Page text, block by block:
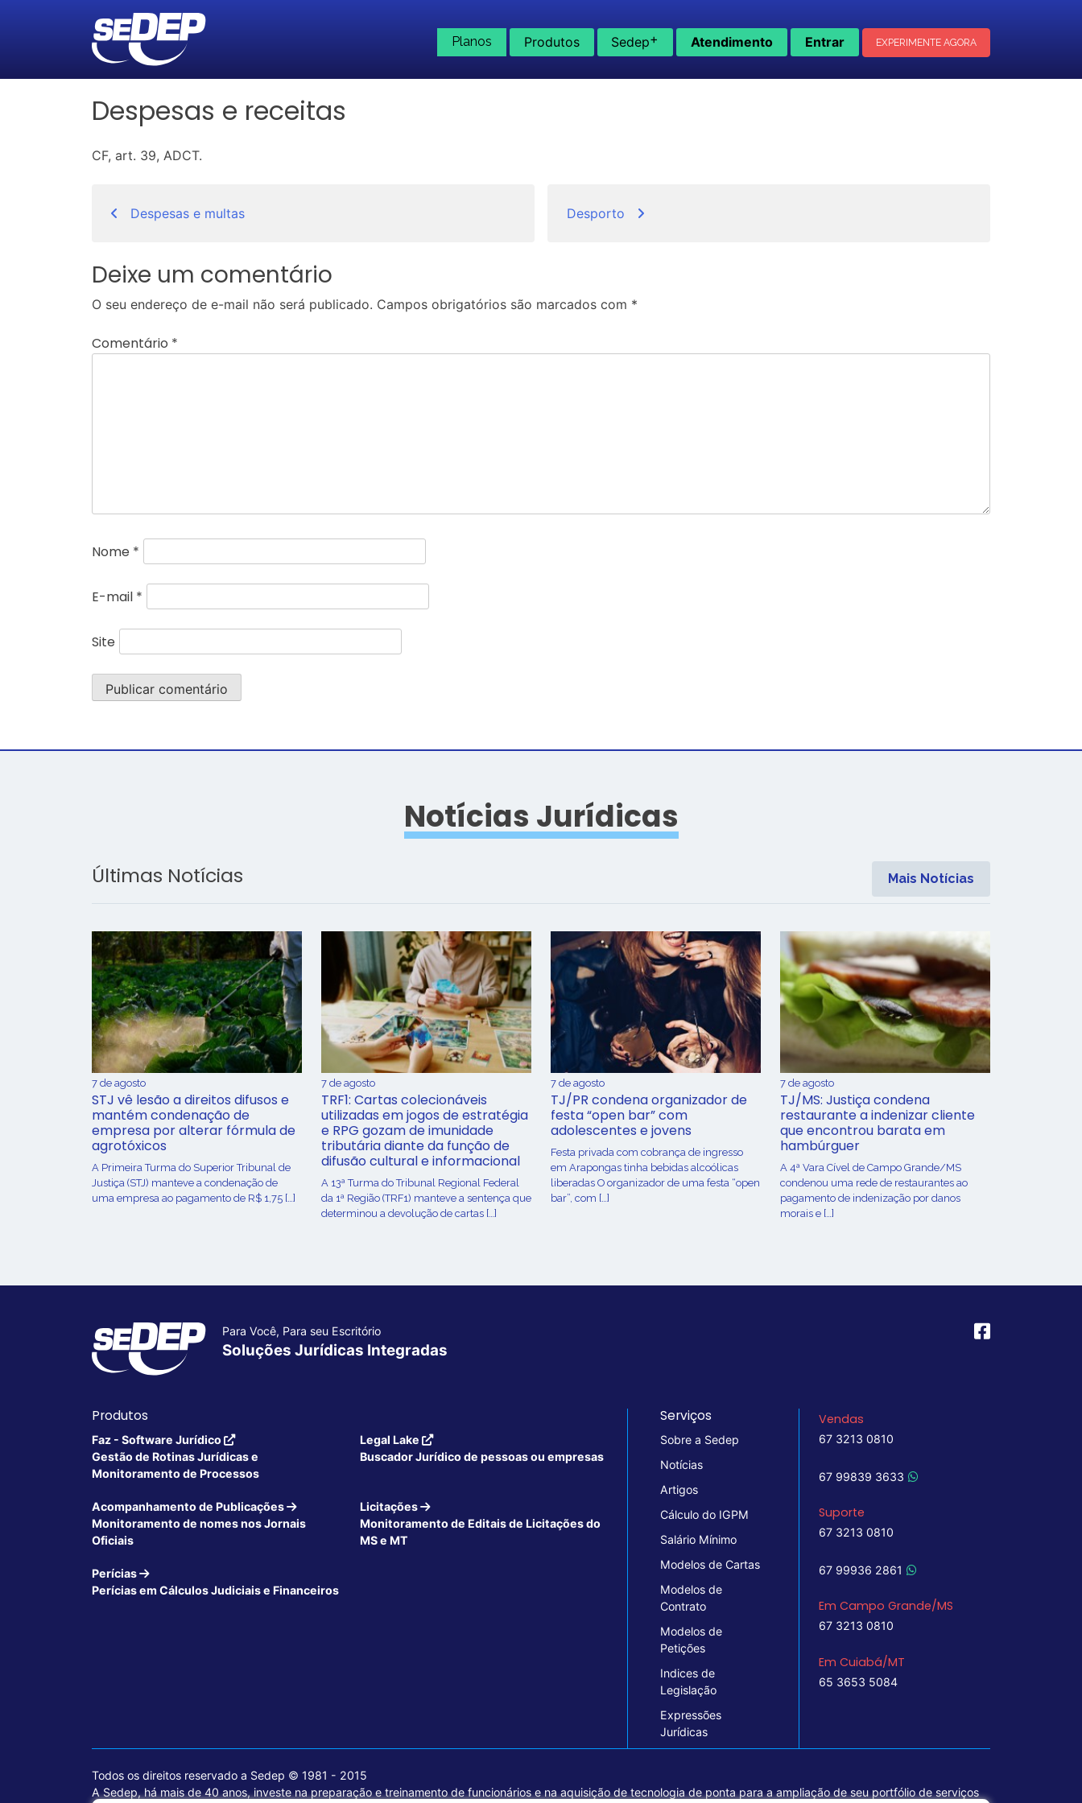
Planos Produtos Sedep+ Atendimento Entrar EXPERIMENTE AGORA
Despesas e receitas
CF, art. 39, ADCT.
Navegação
de
Post
Despesas e multas Desporto
Deixe um comentário
O seu endereço de e-mail não será publicado. Campos obrigatórios são marcados com *
Comentário *
Nome *
E-mail *
Site
Notícias Jurídicas
Últimas Notícias Mais Notícias
7 de agosto
STJ vê lesão a direitos difusos e
mantém condenação de
empresa por alterar fórmula de
agrotóxicos
​A Primeira Turma do Superior Tribunal de
Justiça (STJ) manteve a condenação de
uma empresa ao pagamento de R$ 1,75 […]
7 de agosto
TRF1: Cartas colecionáveis
utilizadas em jogos de estratégia
e RPG gozam de imunidade
tributária diante da função de
difusão cultural e informacional
A 13ª Turma do Tribunal Regional Federal
da 1ª Região (TRF1) manteve a sentença que
determinou a devolução de cartas […]
7 de agosto
TJ/PR condena organizador de
festa “open bar” com
adolescentes e jovens
Festa privada com cobrança de ingresso
em Arapongas tinha bebidas alcoólicas
liberadas O organizador de uma festa “open
bar”, com […]
7 de agosto
TJ/MS: Justiça condena
restaurante a indenizar cliente
que encontrou barata em
hambúrguer
A 4ª Vara Cível de Campo Grande/MS
condenou uma rede de restaurantes ao
pagamento de indenização por danos
morais e […]
Para Você, Para seu Escritório
Soluções Jurídicas Integradas
Produtos
Faz - Software Jurídico
Gestão de Rotinas Jurídicas e
Monitoramento de Processos
Legal Lake
Buscador Jurídico de pessoas ou empresas
Acompanhamento de Publicações
Monitoramento de nomes nos Jornais
Oficiais
Licitações
Monitoramento de Editais de Licitações do
MS e MT
Perícias
Perícias em Cálculos Judiciais e Financeiros
Serviços
Sobre a Sedep
Notícias
Artigos
Cálculo do IGPM
Salário Mínimo
Modelos de Cartas
Modelos de
Contrato
Modelos de
Petições
Indices de
Legislação
Expressões
Jurídicas
Vendas
67 3213 0810
67 99839 3633
Suporte
67 3213 0810
67 99936 2861
Em Campo Grande/MS
67 3213 0810
Em Cuiabá/MT
65 3653 5084
Todos os direitos reservado a Sedep © 1981 - 2015
A Sedep, há mais de 40 anos, investe na preparação e treinamento de funcionários e na aquisição de tecnologia de ponta para a ampliação de seu portfólio de serviços